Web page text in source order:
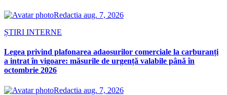
Redactia aug. 7, 2026
ȘTIRI INTERNE
Legea privind plafonarea adaosurilor comerciale la carburanți
a intrat în vigoare: măsurile de urgență valabile până în
octombrie 2026
Redactia aug. 7, 2026